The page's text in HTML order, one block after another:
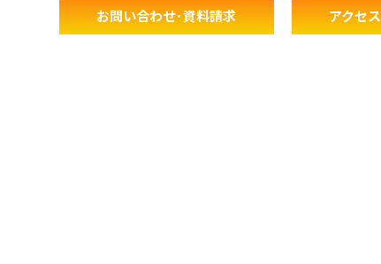
お問い合わせ･資料請求 アクセス